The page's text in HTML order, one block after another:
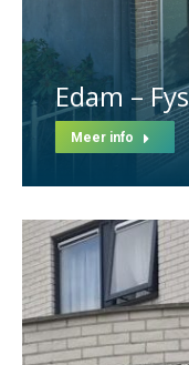
Edam –
Meer info